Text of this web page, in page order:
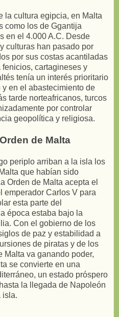
la cultura egipcia, en Malta
como los de Ggantija
en el 4.000 A.C. Desde
culturas han pasado por
por sus costas acantiladas
fenicios, cartagineses y
tenía un interés prioritario
en el abastecimiento de
tarde norteafricanos, turcos
por controlar
geopolítica y religiosa.
de Malta
periplo arriban a la isla los
que habían sido
Orden de Malta acepta el
emperador Carlos V para
esta parte del
época estaba bajo la
Con el gobierno de los
de paz y estabilidad a
de piratas y de los
Malta va ganando poder,
se convierte en una
un estado próspero
la llegada de Napoleón
isla.